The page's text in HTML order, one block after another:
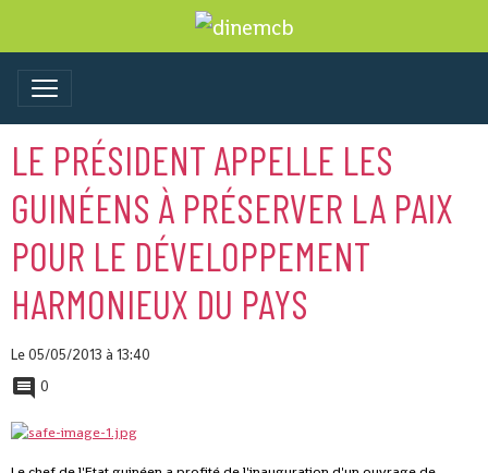
LE PRÉSIDENT APPELLE LES
GUINÉENS À PRÉSERVER LA PAIX
POUR LE DÉVELOPPEMENT
HARMONIEUX DU PAYS
Le 05/05/2013 à 13:40
0